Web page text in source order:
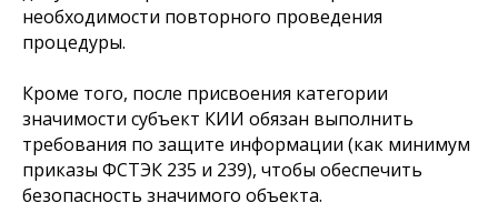
необходимости повторного проведения
процедуры.
Кроме того, после присвоения категории
значимости субъект КИИ обязан выполнить
требования по защите информации (как минимум
приказы ФСТЭК 235 и 239), чтобы обеспечить
безопасность значимого объекта.